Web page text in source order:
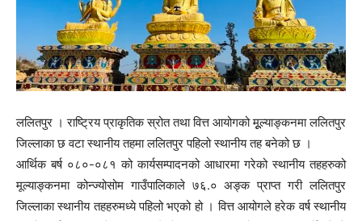
ललितपुर । राष्ट्रिय प्राकृतिक स्रोत तथा वित्त आयोगको मूूल्याङ्कनमा ललितपुर
जिल्लाका छ वटा स्थानीय तहमा ललितपुर पहिलो स्थानीय तह बनेको छ ।
आर्थिक बर्ष ०८०-०८१ को कार्यसम्पादनको आधारमा गरेको स्थानीय तहहरुको
मूल्याङ्कनमा कोन्ज्योसोम गाउँपालिकाले ७६.० अङ्क प्राप्त गरी ललितपुर
जिल्लाका स्थानीय तहहरुमध्ये पहिलो भएको हो । वित्त आयोगले हरेक वर्ष स्थानीय